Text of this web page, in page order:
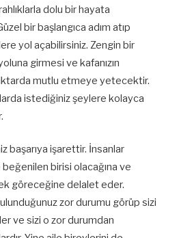
dolu bir hayata
bir başlangıca adım atıp
yol açabilirsiniz. Zengin bir
girmesi ve kafanızın
mutlu etmeye yetecektir.
istediğiniz şeylere kolayca
başarıya işarettir. İnsanlar
birisi olacağına ve
göreceğine delalet eder.
zor durumu görüp sizi
ve sizi o zor durumdan